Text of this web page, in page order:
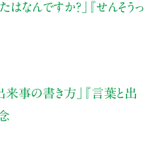
はなんですか？」
『せんそうっ
来事の書き方」
『言葉と出